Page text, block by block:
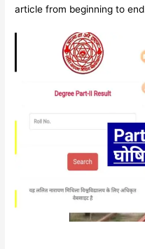
article from beginning to